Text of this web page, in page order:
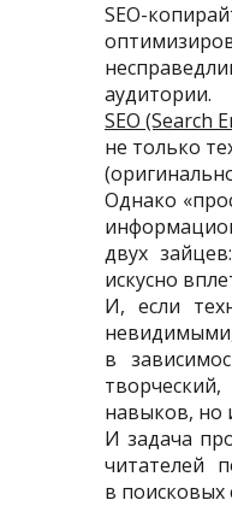
SEO-
аудитории.
SEO
не только
Однако
двух
искусно
И, если
в
навыков, но
И задача
читателей
в поисковых